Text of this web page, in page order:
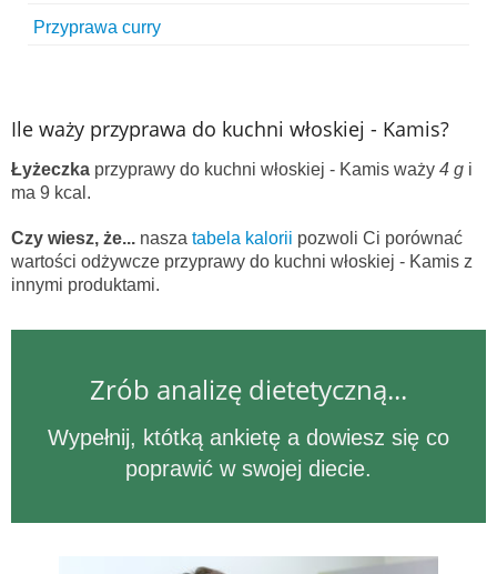
Przyprawa curry
Ile waży przyprawa do kuchni włoskiej - Kamis?
Łyżeczka przyprawy do kuchni włoskiej - Kamis waży 4 g i
ma 9 kcal.
Czy wiesz, że... nasza tabela kalorii pozwoli Ci porównać
wartości odżywcze przyprawy do kuchni włoskiej - Kamis z
innymi produktami.
Zrób analizę dietetyczną...
Wypełnij, któtką ankietę a dowiesz się co
poprawić w swojej diecie.